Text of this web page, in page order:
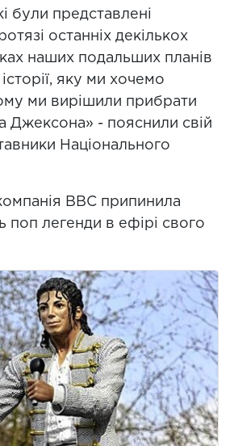
були представлені
останніх декількох
наших подальших планів
яку ми хочемо
ми вирішили прибрати
Джексона» - пояснили свій
Національного
ВВС припинила
поп легенди в ефірі свого